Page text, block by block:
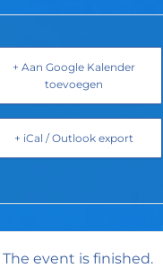
+ Aan Google Kalender
toevoegen
+ iCal / Outlook export
The event is finished.